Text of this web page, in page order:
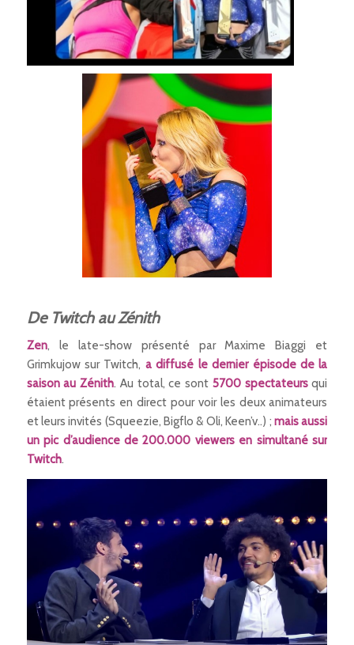
De Twitch au Zénith
Zen, le late-show présenté
par Maxime Biaggi et
Grimkujow sur Twitch, a diffusé le dernier épisode de la
saison au Zénith. Au total, ce sont 5700 spectateursqui
étaient présents en direct pour voir les deux animateurs
et leurs invités (Squeezie, Bigflo & Oli, Keen’v..) ;mais aussi
un pic d’audience de 200.000 viewers en simultané sur
Twitch.